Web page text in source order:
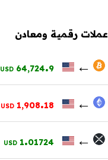
عملات رقمية ومعادن
←
64,724.9
USD
←
1,908.18
USD
←
1.01724
USD